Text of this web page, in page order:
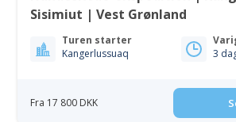
Sisimiut | Vest Grønland
Turen starter
Kangerlussuaq
3
Fra 17 800 DKK